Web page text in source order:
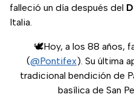
falleció un día después del
Italia.
🕊️Hoy, a los 88 años,
(@Pontifex). Su última
tradicional bendición de
basílica de San